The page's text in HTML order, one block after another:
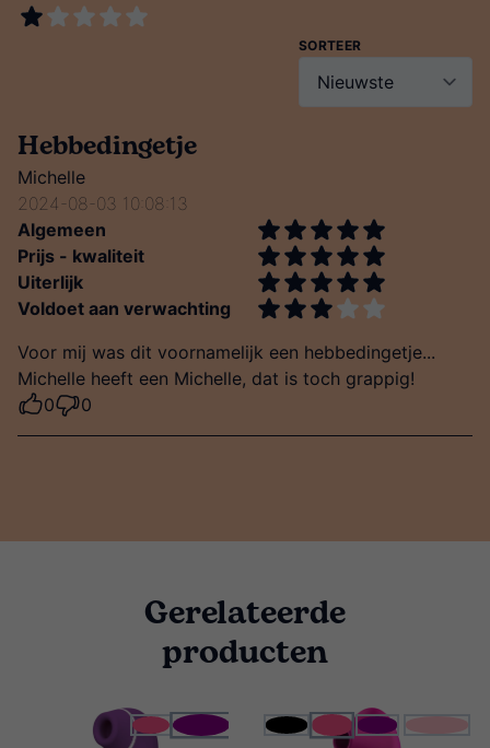
SORTEER
Hebbedingetje
Michelle
2024-08-03 10:08:13
Algemeen
Prijs - kwaliteit
Uiterlijk
Voldoet aan verwachting
Voor mij was dit voornamelijk een hebbedingetje...
Michelle heeft een Michelle, dat is toch grappig!
0
0
Gerelateerde
producten
rozepaars zwartrozepaars lichtroze